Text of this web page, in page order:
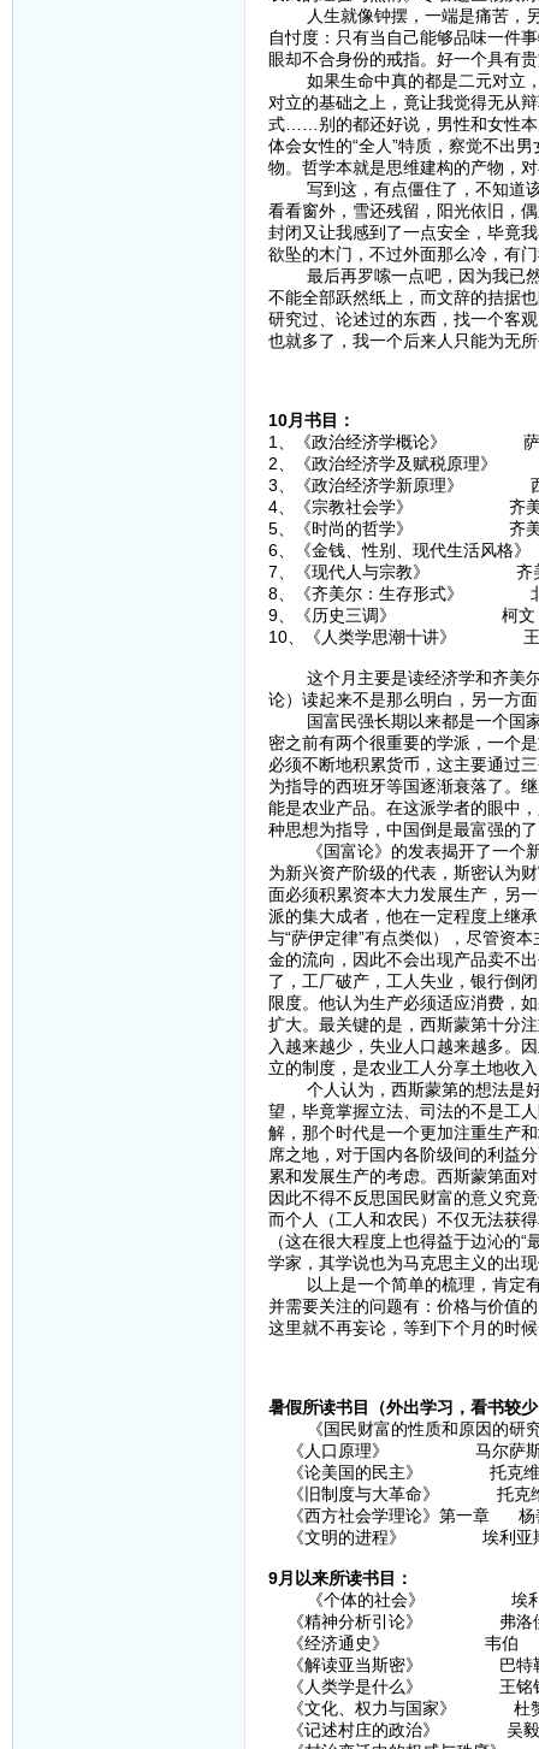
人生就像钟摆，一端是痛苦，另
自忖度：只有当自己能够品味一件
眼却不合身份的戒指。好一个具有
如果生命中真的都是二元对立，
对立的基础之上，竟让我觉得无从
式……别的都还好说，男性和女性本
体会女性的“全人”特质，察觉不出
物。哲学本就是思维建构的产物，
写到这，有点僵住了，不知道该
看看窗外，雪还残留，阳光依旧，
封闭又让我感到了一点安全，毕竟
欲坠的木门，不过外面那么冷，有
最后再罗嗦一点吧，因为我已然
不能全部跃然纸上，而文辞的拮据
研究过、论述过的东西，找一个客
也就多了，我一个后来人只能为无
10月书目：
1、《政治经济学概论》 萨
2、《政治经济学及赋税原理》
3、《政治经济学新原理》
4、《宗教社会学》 齐美
5、《时尚的哲学》 齐美
6、《金钱、性别、现代生活风格
7、《现代人与宗教》 齐
8、《齐美尔：生存形式》
9、《历史三调》 柯文
10、《人类学思潮十讲》 王
这个月主要是读经济学和齐美尔
论）读起来不是那么明白，另一方
国富民强长期以来都是一个国家
密之前有两个很重要的学派，一个
必须不断地积累货币，这主要通过
为指导的西班牙等国逐渐衰落了。
能是农业产品。在这派学者的眼中
种思想为指导，中国倒是最富强的
《国富论》的发表揭开了一个新
为新兴资产阶级的代表，斯密认为
面必须积累资本大力发展生产，另
派的集大成者，他在一定程度上继
与“萨伊定律”有点类似），尽管资
金的流向，因此不会出现产品卖不
了，工厂破产，工人失业，银行倒
限度。他认为生产必须适应消费，
扩大。最关键的是，西斯蒙第十分
入越来越少，失业人口越来越多。
立的制度，是农业工人分享土地收
个人认为，西斯蒙第的想法是好
望，毕竟掌握立法、司法的不是工
解，那个时代是一个更加注重生产
席之地，对于国内各阶级间的利益
累和发展生产的考虑。西斯蒙第面
因此不得不反思国民财富的意义究
而个人（工人和农民）不仅无法获
（这在很大程度上也得益于边沁的
学家，其学说也为马克思主义的出
以上是一个简单的梳理，肯定有
并需要关注的问题有：价格与价值
这里就不再妄论，等到下个月的时
暑假所读书目（外出学习，看书较
《国民财富的性质和原因的研究
《人口原理》 马尔萨
《论美国的民主》 托克维
《旧制度与大革命》 托克
《西方社会学理论》第一章 杨
《文明的进程》 埃利亚
9月以来所读书目：
《个体的社会》 埃利
《精神分析引论》 弗洛
《经济通史》 韦伯
《解读亚当斯密》 巴特
《人类学是什么》 王铭
《文化、权力与国家》 杜
《记述村庄的政治》 吴毅